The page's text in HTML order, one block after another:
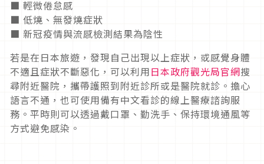
■ 輕微倦怠感
■ 低燒、無發燒症狀
■ 新冠疫情與流感檢測結果為陰性
若是在日本旅遊，發現自己出現以上症狀，或感覺身體
不適且症狀不斷惡化，可以利用日本政府觀光局官網搜
尋附近醫院，攜帶護照到附近診所或是醫院就診。擔心
語言不通，也可使用備有中文看診的線上醫療諮詢服
務。平時則可以透過戴口罩、勤洗手、保持環境通風等
方式避免感染。